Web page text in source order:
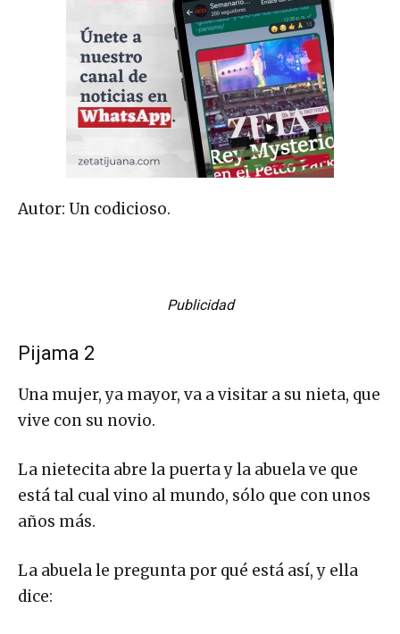
Autor: Un codicioso.
Publicidad
Pijama 2
Una mujer, ya mayor, va a visitar a su nieta, que
vive con su novio.
La nietecita abre la puerta y la abuela ve que
está tal cual vino al mundo, sólo que con unos
años más.
La abuela le pregunta por qué está así, y ella
dice: